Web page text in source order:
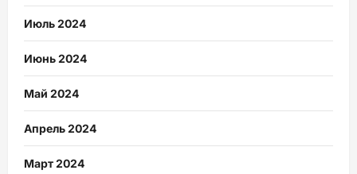
Июль 2024
Июнь 2024
Май 2024
Апрель 2024
Март 2024